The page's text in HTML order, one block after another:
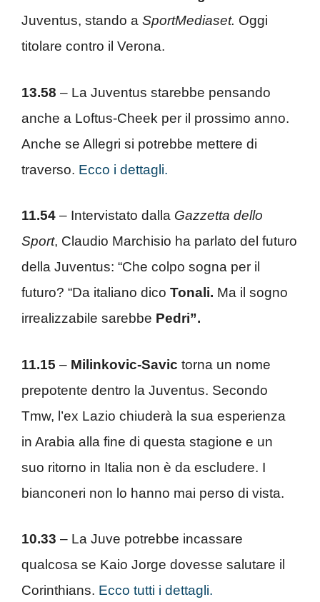
Juventus, stando a SportMediaset. Oggi
titolare contro il Verona.
13.58 – La Juventus starebbe pensando
anche a Loftus-Cheek per il prossimo anno.
Anche se Allegri si potrebbe mettere di
traverso. Ecco i dettagli.
11.54 – Intervistato dalla Gazzetta dello
Sport, Claudio Marchisio ha parlato del futuro
della Juventus: “Che colpo sogna per il
futuro? “Da italiano dico Tonali. Ma il sogno
irrealizzabile sarebbe Pedri”.
11.15 – Milinkovic-Savic torna un nome
prepotente dentro la Juventus. Secondo
Tmw, l’ex Lazio chiuderà la sua esperienza
in Arabia alla fine di questa stagione e un
suo ritorno in Italia non è da escludere. I
bianconeri non lo hanno mai perso di vista.
10.33 – La Juve potrebbe incassare
qualcosa se Kaio Jorge dovesse salutare il
Corinthians. Ecco tutti i dettagli.